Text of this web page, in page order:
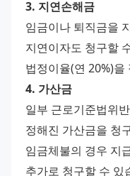
3. 지연손해금
임금이나 퇴직금을
지연이자도 청구할
법정이율(연 20%)
4. 가산금
일부 근로기준법위
정해진 가산금을 청
임금체불의 경우 지
추가로 청구할 수 있